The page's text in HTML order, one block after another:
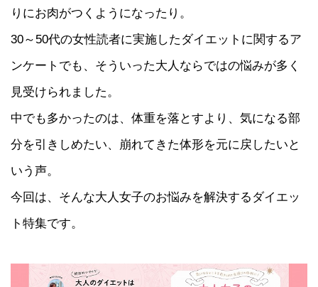
りにお肉がつくようになったり。
30～50代の女性読者に実施したダイエットに関するア
ンケートでも、そういった大人ならではの悩みが多く
見受けられました。
中でも多かったのは、体重を落とすより、気になる部
分を引きしめたい、崩れてきた体形を元に戻したいと
いう声。
今回は、そんな大人女子のお悩みを解決するダイエッ
ト特集です。